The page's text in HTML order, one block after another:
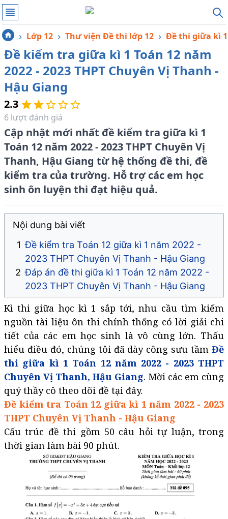
Lớp 12 Thư viện Đề thi lớp 12 Đề thi giữa kì
Đề kiểm tra giữa kì 1 Toán 12 năm
2022 - 2023 THPT Chuyên Vị Thanh -
Hậu Giang
Cập nhật mới nhất đề kiểm tra giữa kì 1
Toán 12 năm 2022 - 2023 THPT Chuyên Vị
Thanh, Hậu Giang từ hệ thống đề thi, đề
kiểm tra của trường. Hỗ trợ các em học
sinh ôn luyện thi đạt hiệu quả.
2.3
6 lượt đánh giá
Nội dung bài viết
Đề kiểm tra Toán 12 giữa kì 1 năm 2022 -
2023 THPT Chuyên Vị Thanh - Hậu Giang
Đáp án đề thi giữa kì 1 Toán 12 năm 2022 -
2023 THPT Chuyên Vị Thanh - Hậu Giang​​​​​​​
Kì thi giữa học kì 1 sắp tới, nhu cầu tìm kiếm
nguồn tài liệu ôn thi chính thống có lời giải chi
tiết của các em học sinh là vô cùng lớn. Thấu
hiểu điều đó, chúng tôi đã dày công sưu tầm Đề
thi giữa kì 1 Toán 12 năm 2022 - 2023 THPT
Chuyên Vị Thanh, Hậu Giang. Mời các em cùng
quý thầy cô theo dõi đề tại đây.
Đề kiểm tra Toán 12 giữa kì 1 năm 2022 - 2023
THPT Chuyên Vị Thanh - Hậu Giang
Cấu trúc đề thi gồm 50 câu hỏi tự luận, trong
thời gian làm bài 90 phút.